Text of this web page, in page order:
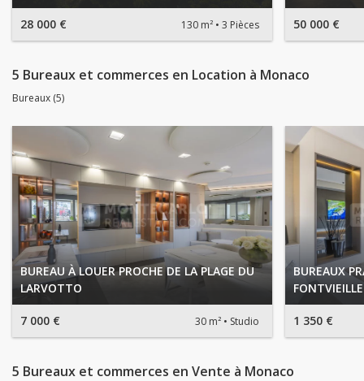
28 000 € 130 m² 3 Pièces 50 000 €
5 Bureaux et commerces en Location à Monaco
Bureaux (5)
BUREAU À LOUER PROCHE DE LA PLAGE DU
LARVOTTO
7 000 € 30 m² Studio
BUREAUX
FONTVIEILLE
1 350 €
5 Bureaux et commerces en Vente à Monaco